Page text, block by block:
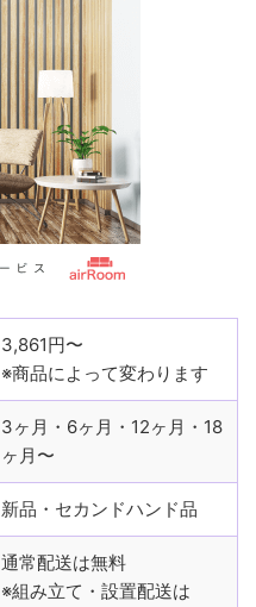
3,861円〜
※商品によって変わります
3ヶ月・6ヶ月・12ヶ月・18
ヶ月〜
新品・セカンドハンド品
通常配送は無料
※組み立て・設置配送は